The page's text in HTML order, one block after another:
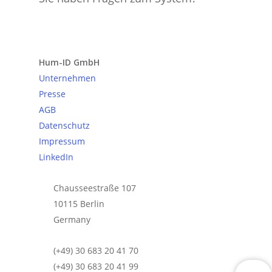
Hum-ID GmbH
Unternehmen
Presse
AGB
Datenschutz
Impressum
LinkedIn
Chausseestraße 107
10115 Berlin
Germany
(+49) 30 683 20 41 70
(+49) 30 683 20 41 99